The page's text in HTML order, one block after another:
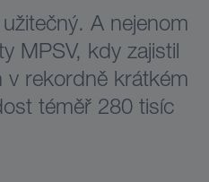
A nejenom
MPSV, kdy zajistil
v rekordně krátkém
téměř 280 tisíc